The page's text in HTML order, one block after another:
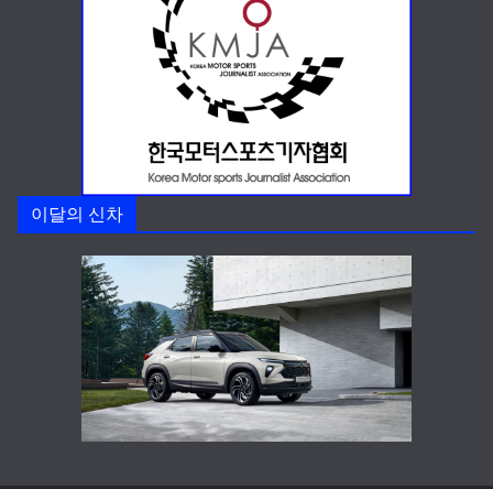
이달의 신차